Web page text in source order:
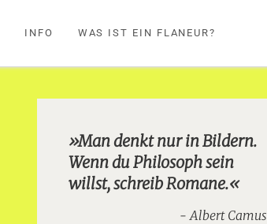
INFO WAS IST EIN FLANEUR?
»Man denkt nur in Bildern.
Wenn du Philosoph sein
willst, schreib Romane.«
Albert Camus